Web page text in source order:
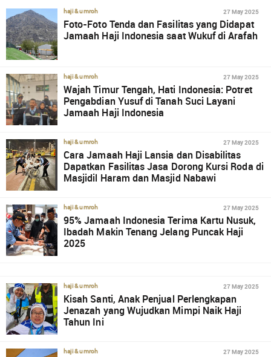
haji & umroh 27 May 2025
Foto-Foto Tenda dan Fasilitas yang Didapat
Jamaah Haji Indonesia saat Wukuf di Arafah
haji & umroh 27 May 2025
Wajah Timur Tengah, Hati Indonesia: Potret
Pengabdian Yusuf di Tanah Suci Layani
Jamaah Haji Indonesia
haji & umroh 27 May 2025
Cara Jamaah Haji Lansia dan Disabilitas
Dapatkan Fasilitas Jasa Dorong Kursi Roda di
Masjidil Haram dan Masjid Nabawi
haji & umroh 27 May 2025
95% Jamaah Indonesia Terima Kartu Nusuk,
Ibadah Makin Tenang Jelang Puncak Haji
2025
haji & umroh 27 May 2025
Kisah Santi, Anak Penjual Perlengkapan
Jenazah yang Wujudkan Mimpi Naik Haji
Tahun Ini
haji & umroh 27 May 2025